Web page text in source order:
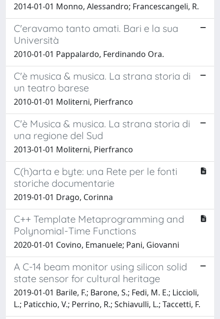
2014-01-01 Monno, Alessandro; Francescangeli, R.
C'eravamo tanto amati. Bari e la sua
Università
2010-01-01 Pappalardo, Ferdinando Ora.
C'è musica & musica. La strana storia di
un teatro barese
2010-01-01 Moliterni, Pierfranco
C'è Musica & musica. La strana storia di
una regione del Sud
2013-01-01 Moliterni, Pierfranco
C(h)arta e byte: una Rete per le fonti
storiche documentarie
2019-01-01 Drago, Corinna
C++ Template Metaprogramming and
Polynomial-Time Functions
2020-01-01 Covino, Emanuele; Pani, Giovanni
A C-14 beam monitor using silicon solid
state sensor for cultural heritage
2019-01-01 Barile, F.; Barone, S.; Fedi, M. E.; Liccioli,
L.; Paticchio, V.; Perrino, R.; Schiavulli, L.; Taccetti, F.